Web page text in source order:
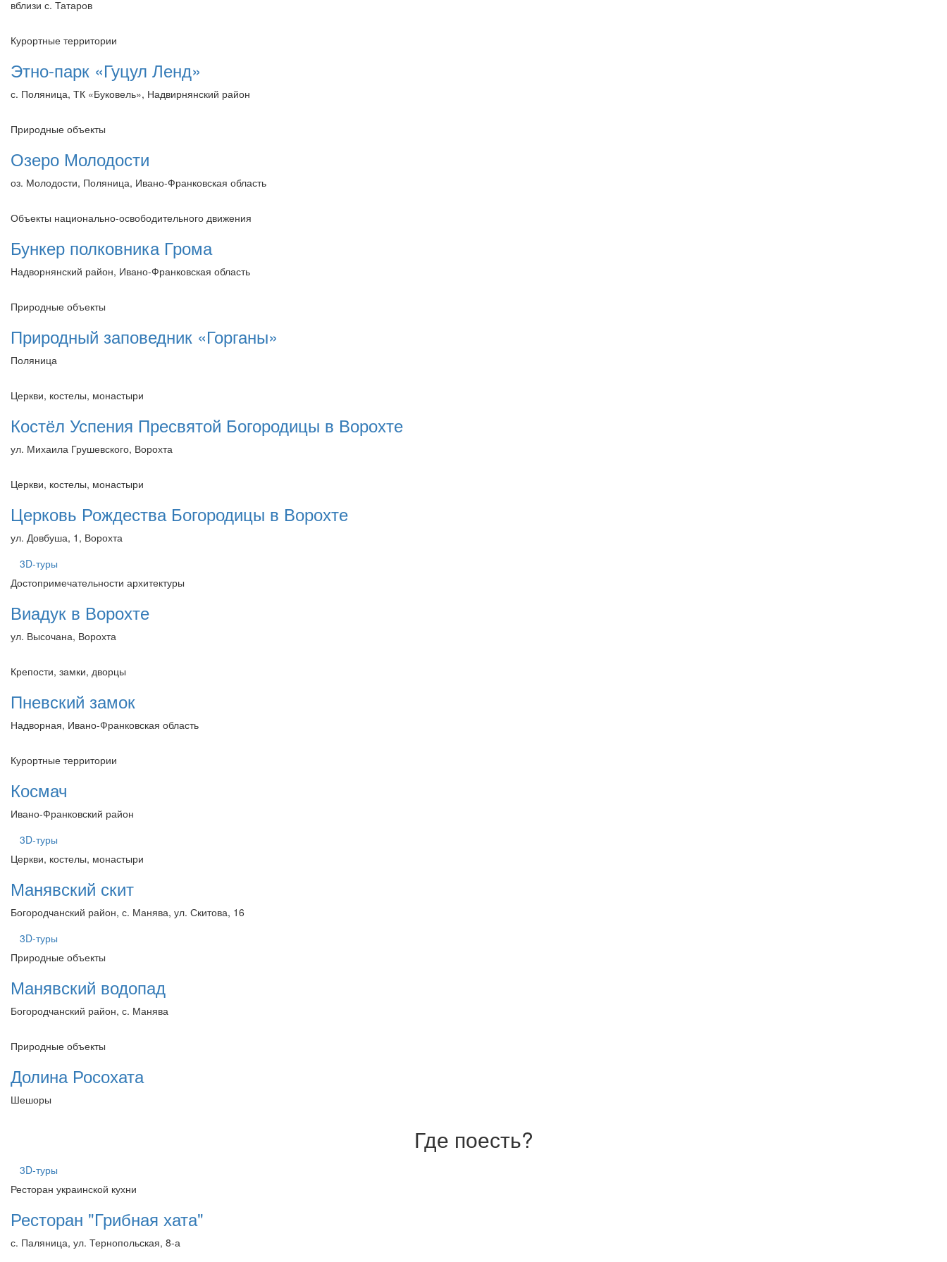
вблизи с. Татаров
Курортные территории
Этно-парк «Гуцул Ленд»
с. Поляница, ТК «Буковель», Надвирнянский район
Природные объекты
Озеро Молодости
оз. Молодости, Поляница, Ивано-Франковская область
Объекты национально-освободительного движения
Бункер полковника Грома
Надворнянский район, Ивано-Франковская область
Природные объекты
Природный заповедник «Горганы»
Поляница
Церкви, костелы, монастыри
Костёл Успения Пресвятой Богородицы в Ворохте
ул. Михаила Грушевского, Ворохта
Церкви, костелы, монастыри
Церковь Рождества Богородицы в Ворохте
ул. Довбуша, 1, Ворохта
3D-туры
Достопримечательности архитектуры
Виадук в Ворохте
ул. Высочана, Ворохта
Крепости, замки, дворцы
Пневский замок
Надворная, Ивано-Франковская область
Курортные территории
Космач
Ивано-Франковский район
3D-туры
Церкви, костелы, монастыри
Манявский скит
Богородчанский район, с. Манява, ул. Скитова, 16
3D-туры
Природные объекты
Манявский водопад
Богородчанский район, с. Манява
Природные объекты
Долина Росохата
Шешоры
Где поесть?
3D-туры
Ресторан украинской кухни
Ресторан "Грибная хата"
с. Паляница, ул. Тернопольская, 8-а